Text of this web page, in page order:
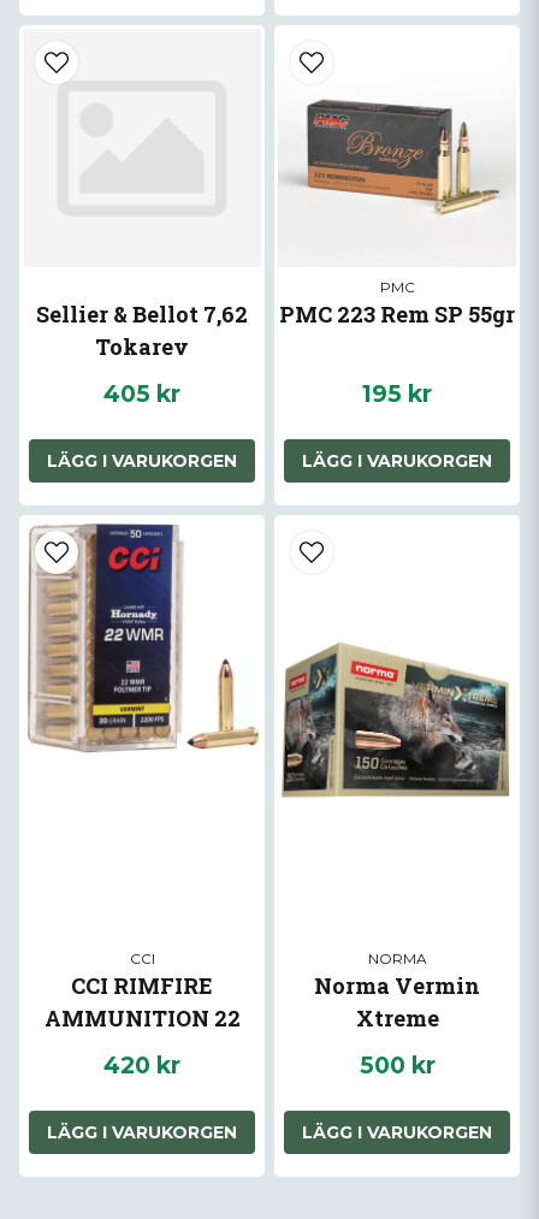
Sellier & Bellot 7,62
Tokarev
405 kr
LÄGG I VARUKORGEN
PMC
PMC 223 Rem SP 55gr
195 kr
LÄGG I VARUKORGEN
CCI
CCI RIMFIRE
AMMUNITION 22
WMR V-MAX 30GR
50/BOX
420 kr
LÄGG I VARUKORGEN
NORMA
Norma Vermin
Xtreme
500 kr
LÄGG I VARUKORGEN